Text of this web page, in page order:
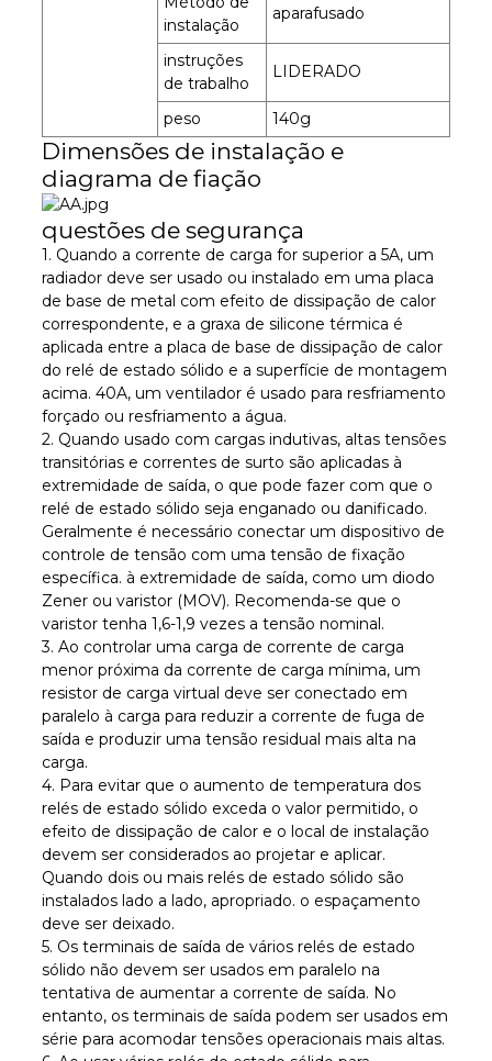
instalação
aparafusado
instruções
de trabalho
LIDERADO
peso 140g
Dimensões de instalação e
diagrama de fiação
questões de segurança
1. Quando a corrente de carga for superior a 5A, um
radiador deve ser usado ou instalado em uma placa
de base de metal com efeito de dissipação de calor
correspondente, e a graxa de silicone térmica é
aplicada entre a placa de base de dissipação de calor
do relé de estado sólido e a superfície de montagem
acima. 40A, um ventilador é usado para resfriamento
forçado ou resfriamento a água.
2. Quando usado com cargas indutivas, altas tensões
transitórias e correntes de surto são aplicadas à
extremidade de saída, o que pode fazer com que o
relé de estado sólido seja enganado ou danificado.
Geralmente é necessário conectar um dispositivo de
controle de tensão com uma tensão de fixação
específica. à extremidade de saída, como um diodo
Zener ou varistor (MOV). Recomenda-se que o
varistor tenha 1,6-1,9 vezes a tensão nominal.
3. Ao controlar uma carga de corrente de carga
menor próxima da corrente de carga mínima, um
resistor de carga virtual deve ser conectado em
paralelo à carga para reduzir a corrente de fuga de
saída e produzir uma tensão residual mais alta na
carga.
4. Para evitar que o aumento de temperatura dos
relés de estado sólido exceda o valor permitido, o
efeito de dissipação de calor e o local de instalação
devem ser considerados ao projetar e aplicar.
Quando dois ou mais relés de estado sólido são
instalados lado a lado, apropriado. o espaçamento
deve ser deixado.
5. Os terminais de saída de vários relés de estado
sólido não devem ser usados ​​em paralelo na
tentativa de aumentar a corrente de saída. No
entanto, os terminais de saída podem ser usados ​​em
série para acomodar tensões operacionais mais altas.